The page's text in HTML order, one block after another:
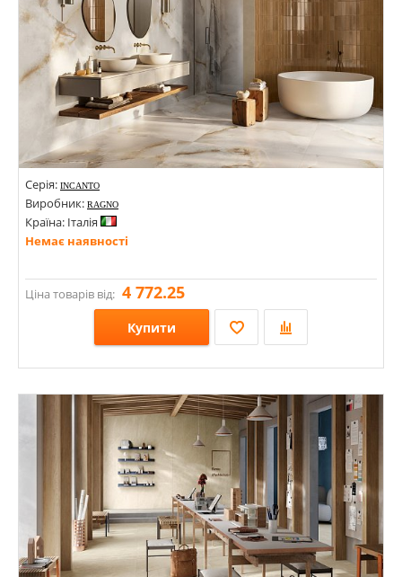
Серія: INCANTO
Виробник: RAGNO
Країна: Італія
Немає наявності
Ціна товарів від: 4 772.25
Купити
Розміри: 1200х1200; 600х1200;
Стилі: Під мармур; Під камінь;